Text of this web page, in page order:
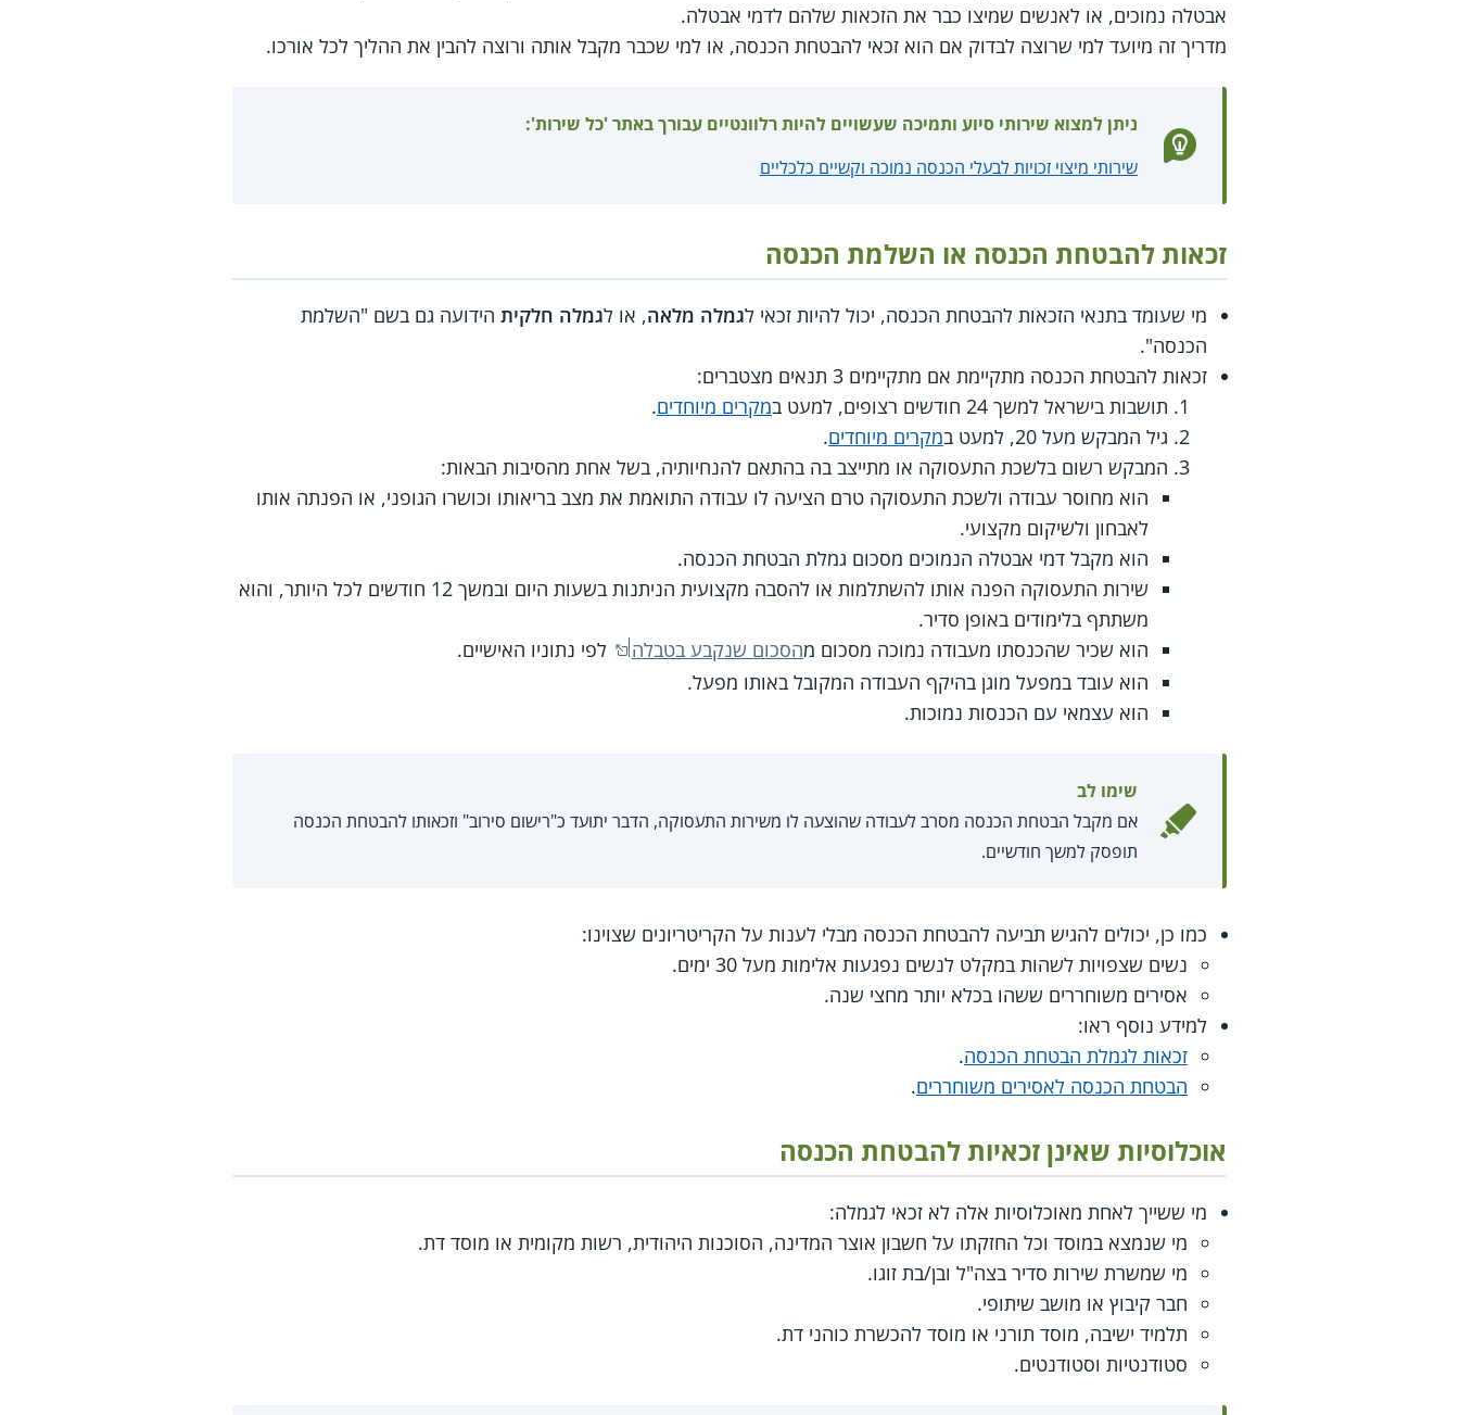
אבטלה נמוכים, או לאנשים שמיצו כבר את הזכאות שלהם לדמי אבטלה.
מדריך זה מיועד למי שרוצה לבדוק אם הוא זכאי להבטחת הכנסה, או למי שכבר מקבל אותה ורוצה להבין את ההליך לכל אורכו.
ניתן למצוא שירותי סיוע ותמיכה שעשויים להיות רלוונטיים עבורך באתר 'כל שירות':
שירותי מיצוי זכויות לבעלי הכנסה נמוכה וקשיים כלכליים
זכאות להבטחת הכנסה או השלמת הכנסה
מי שעומד בתנאי הזכאות להבטחת הכנסה, יכול להיות זכאי לגמלה מלאה, או לגמלה חלקית הידועה גם בשם "השלמת
הכנסה".
זכאות להבטחת הכנסה מתקיימת אם מתקיימים 3 תנאים מצטברים:
תושבות בישראל למשך 24 חודשים רצופים, למעט ב
מקרים מיוחדים.
גיל המבקש מעל 20, למעט ב
מקרים מיוחדים.
המבקש רשום בלשכת התעסוקה או מתייצב בה בהתאם להנחיותיה, בשל אחת מהסיבות הבאות:
הוא מחוסר עבודה ולשכת התעסוקה טרם הציעה לו עבודה התואמת את מצב בריאותו וכושרו הגופני, או הפנתה אותו
לאבחון ולשיקום מקצועי.
הוא מקבל דמי אבטלה הנמוכים מסכום גמלת הבטחת הכנסה.
שירות התעסוקה הפנה אותו להשתלמות או להסבה מקצועית הניתנות בשעות היום ובמשך 12 חודשים לכל היותר, והוא
משתתף בלימודים באופן סדיר.
הוא שכיר שהכנסתו מעבודה נמוכה מסכום מהסכום שנקבע בטבלה
לפי נתוניו האישיים.
הוא עובד במפעל מוגן בהיקף העבודה המקובל באותו מפעל.
הוא עצמאי עם הכנסות נמוכות.
שימו לב
אם מקבל הבטחת הכנסה מסרב לעבודה שהוצעה לו משירות התעסוקה, הדבר יתועד כ"רישום סירוב" וזכאותו להבטחת הכנסה
תופסק למשך חודשיים.
כמו כן, יכולים להגיש תביעה להבטחת הכנסה מבלי לענות על הקריטריונים שצוינו:
נשים שצפויות לשהות במקלט לנשים נפגעות אלימות מעל 30 ימים.
אסירים משוחררים ששהו בכלא יותר מחצי שנה.
למידע נוסף ראו:
זכאות לגמלת הבטחת הכנסה.
הבטחת הכנסה לאסירים משוחררים.
אוכלוסיות שאינן זכאיות להבטחת הכנסה
מי ששייך לאחת מאוכלוסיות אלה לא זכאי לגמלה:
מי שנמצא במוסד וכל החזקתו על חשבון אוצר המדינה, הסוכנות היהודית, רשות מקומית או מוסד דת.
מי שמשרת שירות סדיר בצה"ל ובן/בת זוגו.
חבר קיבוץ או מושב שיתופי.
תלמיד ישיבה, מוסד תורני או מוסד להכשרת כוהני דת.
סטודנטיות וסטודנטים.